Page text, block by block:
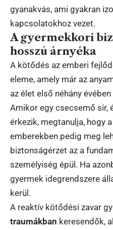
gyanakvás, ami gyakran
kapcsolatokhoz vezet.
A gyermekkori
hosszú árnyéka
A kötődés az emberi
eleme, amely már az
az élet első néhány
Amikor egy csecsemő sír,
érkezik, megtanulja, hogy
emberekben pedig meg
biztonságérzet az a
személyiség épül. Ha
gyermek idegrendszere
kerül.
A reaktív kötődési zavar
traumákban keresendők,